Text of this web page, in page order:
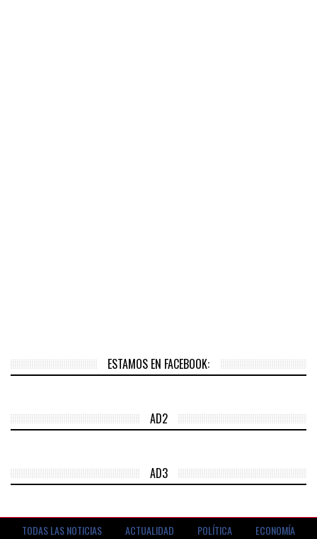
ESTAMOS EN FACEBOOK:
AD2
AD3
TODAS LAS NOTICIAS ACTUALIDAD POLÍTICA
ECONOMÍA